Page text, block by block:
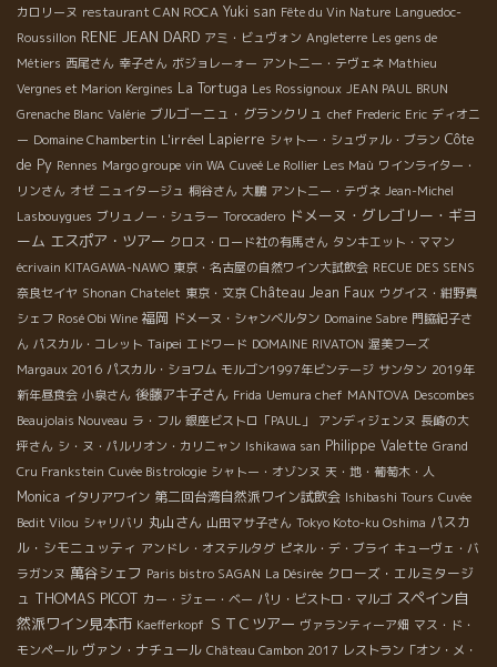
カロリーヌ restaurant CAN ROCA Yuki san Fête du Vin Nature Languedoc-
Roussillon RENE JEAN DARD アミ・ビュヴォン Angleterre Les gens de
Métiers 西尾さん 幸子さん ボジョレーォー アントニー・テヴェネ Mathieu
Vergnes et Marion Kergines La Tortuga Les Rossignoux JEAN PAUL BRUN
Grenache Blanc Valérie ブルゴーニュ・グランクリュ chef Frederic Eric ディオニ
ー Domaine Chambertin L'irréel Lapierre シャトー・シュヴァル・ブラン Côte
de Py Rennes Margo groupe vin WA Cuveé Le Rollier Les Maù ワインライター・
リンさん オゼ ニュイタージュ 桐谷さん 大鵬 アントニー・テヴネ Jean-Michel
Lasbouygues ブリュノー・シュラー Torocadero ドメーヌ・グレゴリー・ギヨ
ーム エスポア・ツアー クロス・ロード社の有馬さん タンキエット・ママン
écrivain KITAGAWA-NAWO 東京・名古屋の自然ワイン大試飲会 RECUE DES SENS
奈良セイヤ Shonan Chatelet 東京・文京 Château Jean Faux ウグイス・紺野真
シェフ Rosé Obi Wine 福岡 ドメーヌ・シャンベルタン Domaine Sabre 門脇紀子さ
ん パスカル・コレット Taipei エドワード DOMAINE RIVATON 渥美フーズ
Margaux 2016 パスカル・ショワム モルゴン1997年ビンテージ サンタン 2019年
新年昼食会 小泉さん 後藤アキ子さん Frida Uemura chef MANTOVA Descombes
Beaujolais Nouveau ラ・フル 銀座ビストロ「PAUL」 アンディジェンヌ 長崎の大
坪さん シ・ヌ・パルリオン・カリニャン Ishikawa san Philippe Valette Grand
Cru Frankstein Cuvée Bistrologie シャトー・オゾンヌ 天・地・葡萄木・人
Monica イタリアワイン 第二回台湾自然派ワイン試飲会 Ishibashi Tours Cuvée
Bedit Vilou シャリバリ 丸山さん 山田マサ子さん Tokyo Koto-ku Oshima パスカ
ル・シモニュッティ アンドレ・オステルタグ ピネル・デ・ブライ キューヴェ・バ
ラガンヌ 萬谷シェフ Paris bistro SAGAN La Désirée クローズ・エルミタージ
ュ THOMAS PICOT カー・ジェー・ベー パリ・ビストロ・マルゴ スペイン自
然派ワイン見本市 Kaefferkopf ＳＴＣツアー ヴァランティーア畑 マス・ド・
モンペール ヴァン・ナチュール Château Cambon 2017 レストラン「オン・メ・